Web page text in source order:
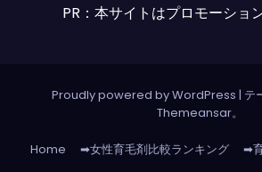
PR：本サイトはプロモーショ
Proudly powered by WordPress | テ
Themeansar。
Home ➡女性育毛剤比較ランキング ➡